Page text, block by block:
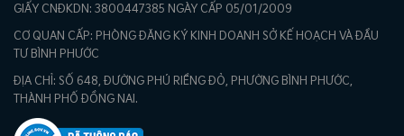
GIẤY CNĐKDN: 3800447385 NGÀY CẤP 05/01/2009
CƠ QUAN CẤP: PHÒNG ĐĂNG KÝ KINH DOANH SỞ KẾ HOẠCH VÀ ĐẦU
TƯ BÌNH PHƯỚC
ĐỊA CHỈ: SỐ 648, ĐƯỜNG PHÚ RIỀNG ĐỎ, PHƯỜNG BÌNH PHƯỚC,
THÀNH PHỐ ĐỒNG NAI.